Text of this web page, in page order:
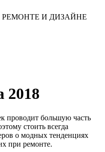
И ДИЗАЙНЕ
2018
проводит большую часть
стоить всегда
о модных тенденциях
при ремонте.